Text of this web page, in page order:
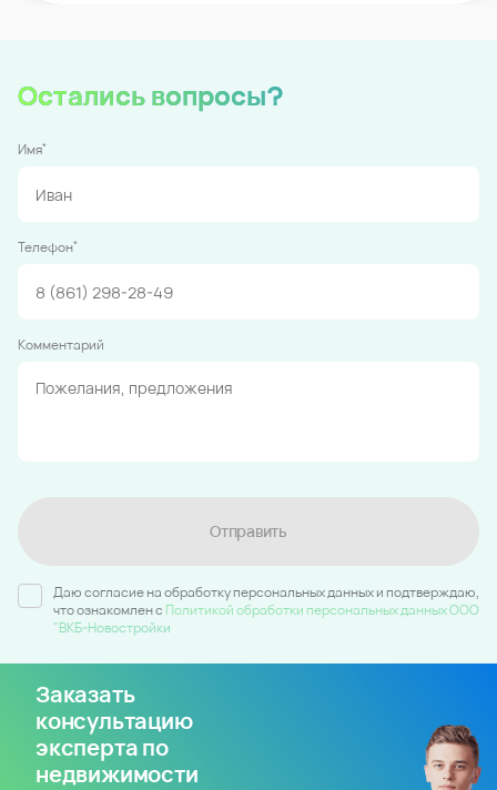
Остались вопросы?
Имя*
Телефон*
Комментарий
Отправить
Даю согласие на обработку персональных данных и подтверждаю,
что ознакомлен c Политикой обработки персональных данных ООО
"ВКБ-Новостройки
Заказать
консультацию
эксперта по
недвижимости